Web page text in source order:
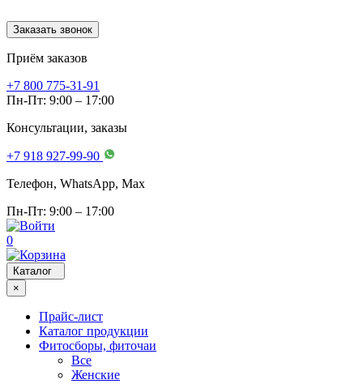
Заказать звонок
Приём заказов
+7 800 775-31-91
Пн-Пт: 9:00 – 17:00
Консультации, заказы
+7 918 927-99-90
Телефон, WhatsApp, Мах
Пн-Пт: 9:00 – 17:00
0
Каталог
×
Прайс-лист
Каталог продукции
Фитосборы, фиточаи
Все
Женские